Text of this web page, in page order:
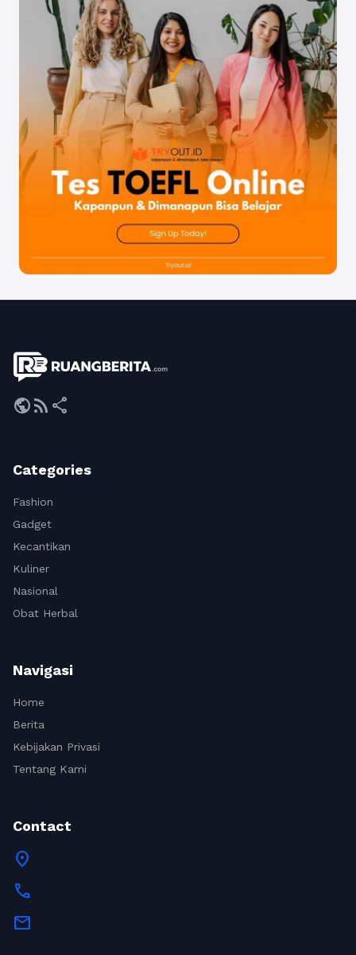
publicrss_feed share
Categories
Fashion
Gadget
Kecantikan
Kuliner
Nasional
Obat Herbal
Navigasi
Home
Berita
Kebijakan Privasi
Tentang Kami
Contact
location_on
call
mail